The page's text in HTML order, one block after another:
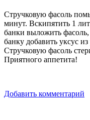
Стручковую фасоль
минут. Вскипятить 1
банки выложить
банку добавить уксус
Стручковую фасоль
Приятного аппетита!
Добавить комментарий